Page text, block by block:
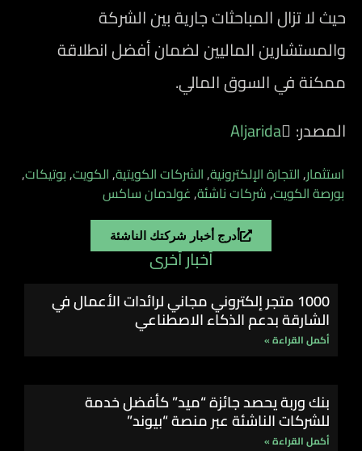
حيث لا تزال المباحثات جارية بين الشركة
والمستشارين الماليين لضمان أفضل انطلاقة
ممكنة في السوق المالي.
المصدر:
استثمار,التجارة الإلكترونية,الشركات الكويتية,الكويت,بوتيكات,
بورصة الكويت,شركات ناشئة,غولدمان ساكس
أدرج أخبار شركتك الناشئة
أخبار أخرى
1000 متجر إلكتروني مجاني لرائدات الأعمال في
الشارقة بدعم الذكاء الاصطناعي
أكمل القراءة »
بنك وربة يحصد جائزة “ميد” كأفضل خدمة
للشركات الناشئة عبر منصة “بيوند”
أكمل القراءة »